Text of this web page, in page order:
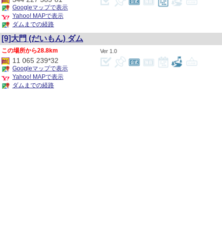
Googleマップで表示
Yahoo! MAPで表示
ダムまでの経路
[9]大門 (だいもん) ダム
1.0
28.8km
11 065 239*32
Googleマップで表示
Yahoo! MAPで表示
ダムまでの経路